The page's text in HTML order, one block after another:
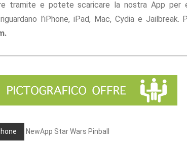
tramite e potete scaricare la nostra App per
l’iPhone, iPad, Mac, Cydia e Jailbreak.
NewApp Star Wars Pinball